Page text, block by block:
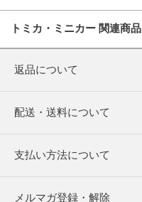
トミカ・ミニカー 関連商品
返品について
配送・送料について
支払い方法について
メルマガ登録・解除